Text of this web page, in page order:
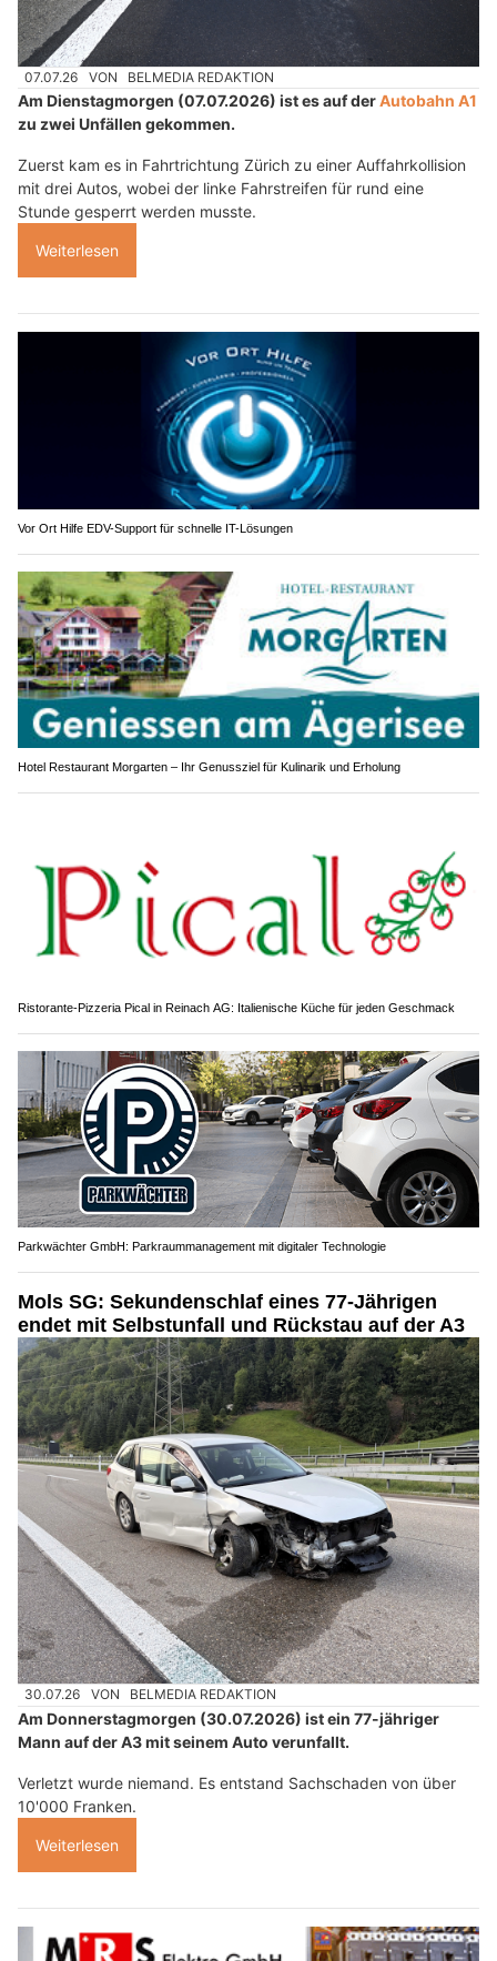
07.07.26 VON BELMEDIA REDAKTION
Am Dienstagmorgen (07.07.2026) ist es auf derAutobahn A1
zu zwei Unfällen gekommen.
Zuerst kam es in Fahrtrichtung Zürich zu einer Auffahrkollision
mit drei Autos, wobei der linke Fahrstreifen für rund eine
Stunde gesperrt werden musste.
Weiterlesen
Vor Ort Hilfe EDV-Support für schnelle IT-Lösungen
Hotel Restaurant Morgarten – Ihr Genussziel für Kulinarik und Erholung
Ristorante-Pizzeria Pical in Reinach AG: Italienische Küche für jeden Geschmack
Parkwächter GmbH: Parkraummanagement mit digitaler Technologie
Mols SG: Sekundenschlaf eines 77-Jährigen
endet mit Selbstunfall und Rückstau auf der A3
30.07.26 VON BELMEDIA REDAKTION
Am Donnerstagmorgen (30.07.2026) ist ein 77-jähriger
Mann auf der A3 mit seinem Auto verunfallt.
Verletzt wurde niemand. Es entstand Sachschaden von über
10'000 Franken.
Weiterlesen